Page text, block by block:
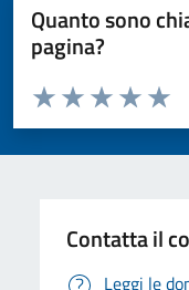
Quanto sono
pagina?
Valuta da 1 a 5 stelle la
Valuta 4
Valuta 3
Valuta 2 stelle
Valuta 1 stelle su 5
Contatta il
Leggi le